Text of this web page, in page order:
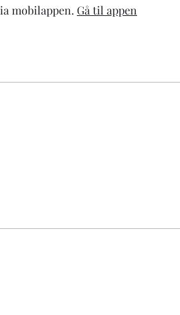
mobilappen. Gå til appen